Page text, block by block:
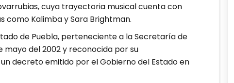
cuya trayectoria musical cuenta con
Kalimba y Sara Brightman.
de Puebla, perteneciente a la Secretaría de
mayo del 2002 y reconocida por su
decreto emitido por el Gobierno del Estado en